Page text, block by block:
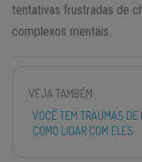
tentativas frustradas de
complexos mentais.
VEJA TAMBÉM
VOCÊ TEM TRAUMAS DE
COMO LIDAR COM ELES